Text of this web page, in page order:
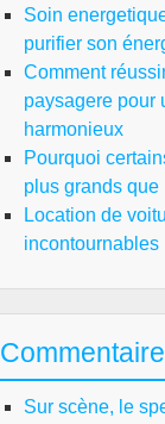
Soin
purifier son
Comment
paysagere pour
harmonieux
Pourquoi
plus grands
Location de
incontournables
Sur scène, le